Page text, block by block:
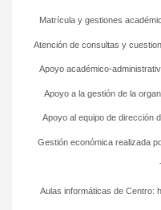
Aulas informáticas de Centro:
Gestión económica realizada
Apoyo al equipo de dirección
Apoyo a la gestión de la
Apoyo académico-
Atención de consultas y
Matrícula y gestiones